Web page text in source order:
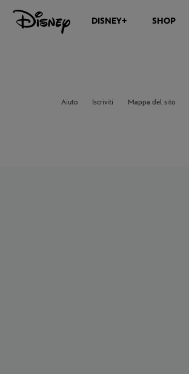
DISNEY+ SHOP
Aiuto Iscriviti Mappa del sito